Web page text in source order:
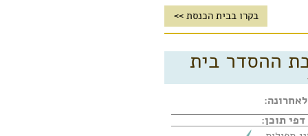
בקרו בבית הכנסת >>
ההסדר בית